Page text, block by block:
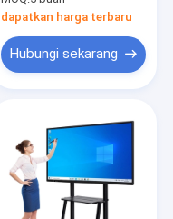
dapatkan harga terbaru
Hubungi sekarang